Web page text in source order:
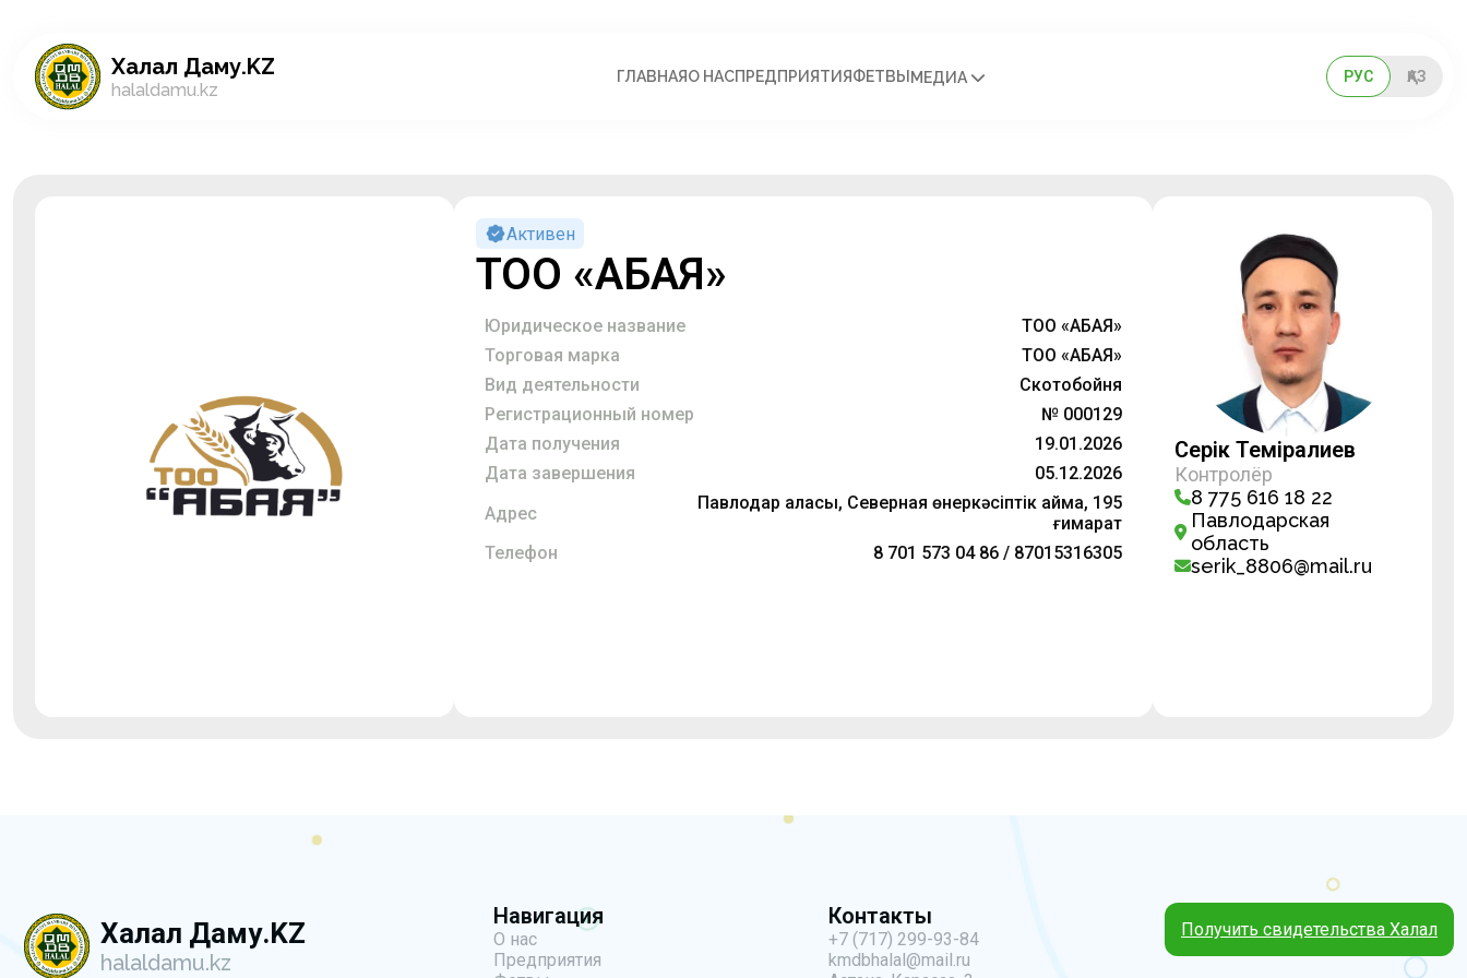
Халал Даму.KZ
halaldamu.kz
ГЛАВНАЯО НАСПРЕДПРИЯТИЯФЕТВЫ МЕДИА РУС ҚАЗ
Активен
ТОО «АБАЯ»
Юридическое название
ТОО «АБАЯ»
Торговая марка
ТОО «АБАЯ»
Вид деятельности
Скотобойня
Регистрационный номер
№ 000129
Дата получения
19.01.2026
Дата завершения
05.12.2026
Адрес
Павлодар қаласы, Северная өнеркәсіптік аймақ, 195
ғимарат
Телефон
8 701 573 04 86 / 87015316305
Серік Темірғалиев
Контролёр
8 775 616 18 22
Павлодарская
область
serik_8806@mail.ru
Халал Даму.KZ
halaldamu.kz
Навигация
О нас
Предприятия
Контакты
+7 (717) 299-93-84
kmdbhalal@mail.ru
Получить свидетельства Халал